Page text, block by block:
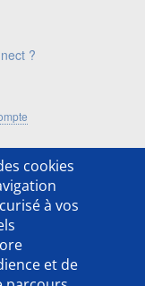
cookies
à vos
et de
?